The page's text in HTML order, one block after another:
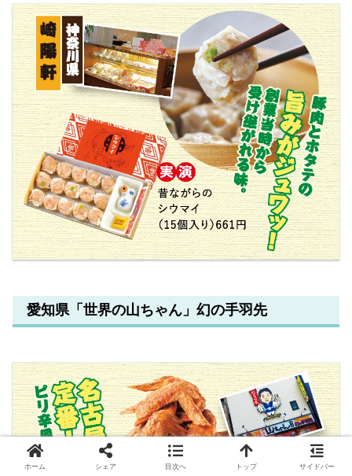
愛知県「世界の山ちゃん」幻の手羽先
ホーム シェア 目次へ トップ サイドバー